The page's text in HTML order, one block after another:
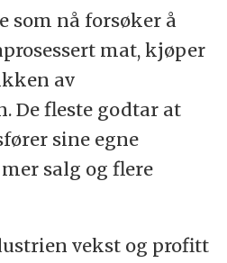
to typerlecitiner– det
i matvarer, den
og den andre av
eraroma. I
hvilken aroma
vanilje - som kan
som nå forsøker å
mat, kjøper
av
De fleste godtar at
sine egne
salg og flere
vekst og profitt